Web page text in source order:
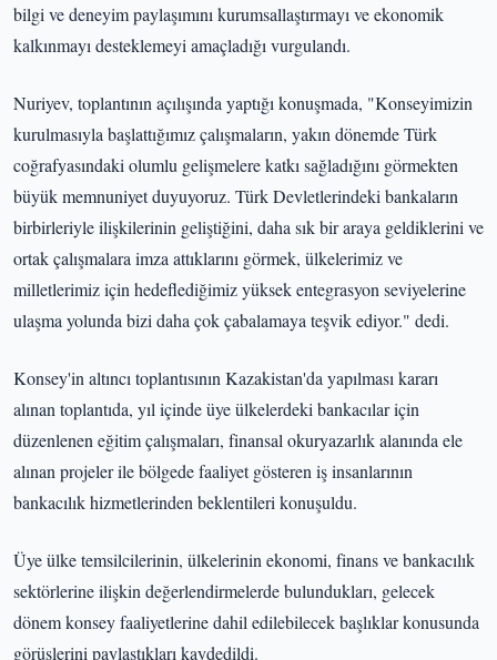
bilgi ve deneyim paylaşımını kurumsallaştırmayı ve ekonomik
kalkınmayı desteklemeyi amaçladığı vurgulandı.
Nuriyev, toplantının açılışında yaptığı konuşmada, "Konseyimizin
kurulmasıyla başlattığımız çalışmaların, yakın dönemde Türk
coğrafyasındaki olumlu gelişmelere katkı sağladığını görmekten
büyük memnuniyet duyuyoruz. Türk Devletlerindeki bankaların
birbirleriyle ilişkilerinin geliştiğini, daha sık bir araya geldiklerini ve
ortak çalışmalara imza attıklarını görmek, ülkelerimiz ve
milletlerimiz için hedeflediğimiz yüksek entegrasyon seviyelerine
ulaşma yolunda bizi daha çok çabalamaya teşvik ediyor." dedi.
Konsey'in altıncı toplantısının Kazakistan'da yapılması kararı
alınan toplantıda, yıl içinde üye ülkelerdeki bankacılar için
düzenlenen eğitim çalışmaları, finansal okuryazarlık alanında ele
alınan projeler ile bölgede faaliyet gösteren iş insanlarının
bankacılık hizmetlerinden beklentileri konuşuldu.
Üye ülke temsilcilerinin, ülkelerinin ekonomi, finans ve bankacılık
sektörlerine ilişkin değerlendirmelerde bulundukları, gelecek
dönem konsey faaliyetlerine dahil edilebilecek başlıklar konusunda
görüşlerini paylaştıkları kaydedildi.